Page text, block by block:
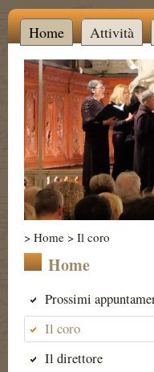
Home Attività
> Home > Il coro
Home
Prossimi
Il coro
Il direttore